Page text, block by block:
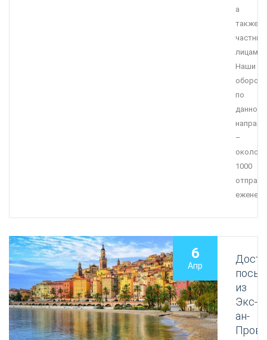
а
также
лицами.
Наши
по
данному
–
около
1000
6
Апр
из
Экс-
ан-